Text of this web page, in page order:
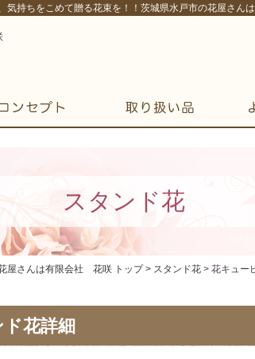
気持ちをこめて贈る花束を！！茨城県水戸市の花屋さん
スタンド花
屋さんは有限会社 花咲 トップ > スタンド花 > 花キュー
花詳細